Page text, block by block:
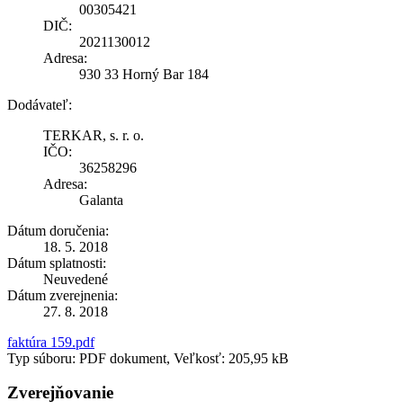
00305421
DIČ:
2021130012
Adresa:
930 33 Horný Bar 184
Dodávateľ:
TERKAR, s. r. o.
IČO:
36258296
Adresa:
Galanta
Dátum doručenia:
18. 5. 2018
Dátum splatnosti:
Neuvedené
Dátum zverejnenia:
27. 8. 2018
faktúra 159.pdf
Typ súboru: PDF dokument, Veľkosť: 205,95 kB
Zverejňovanie